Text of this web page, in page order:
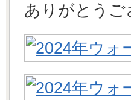
ありがとうご